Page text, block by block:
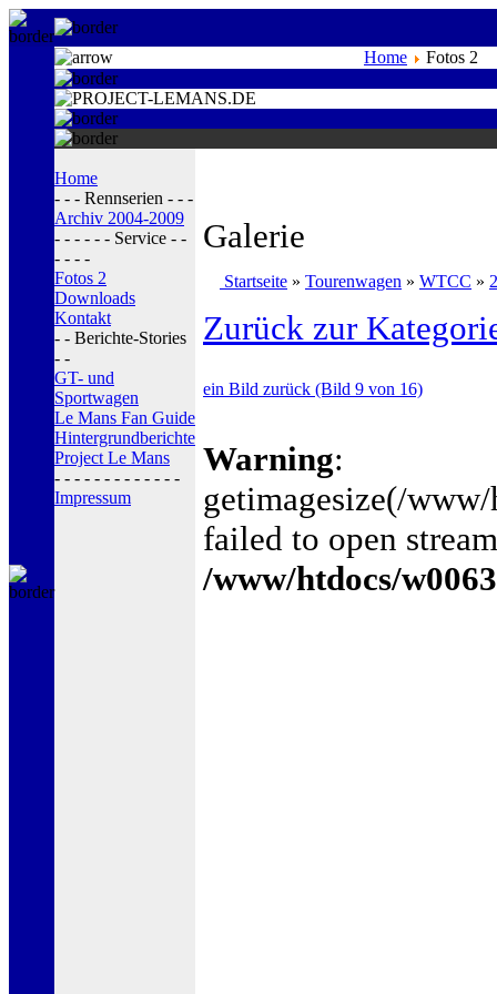
Home Fotos 2
Home
- - - Rennserien - - -
Archiv 2004-2009
- - - - - - Service - -
- - - -
Fotos 2
Downloads
Kontakt
- - Berichte-Stories
- -
GT- und
Sportwagen
Le Mans Fan Guide
Hintergrundberichte
Project Le Mans
- - - - - - - - - - - - -
Impressum
Galerie
Startseite » Tourenwagen » WTCC »
Zurück zur
ein Bild zurück (Bild 9 von 16)
Warning:
getimagesize(/
failed to open
/www/htdocs/